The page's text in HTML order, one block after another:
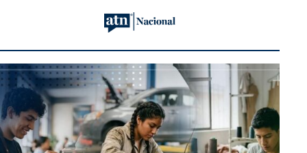
obstante, precisó que hasta el momento no existen
indicios que relacionen el...